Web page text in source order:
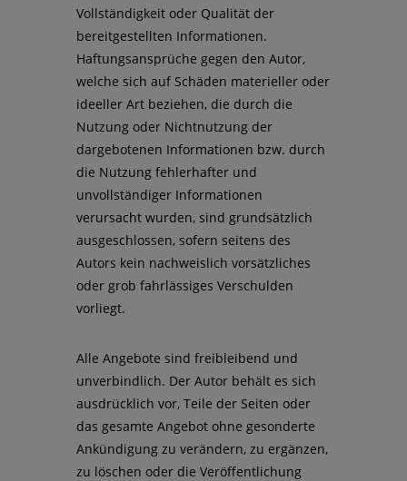
Vollständigkeit oder Qualität der
bereitgestellten Informationen.
Haftungsansprüche gegen den Autor,
welche sich auf Schäden materieller oder
ideeller Art beziehen, die durch die
Nutzung oder Nichtnutzung der
dargebotenen Informationen bzw. durch
die Nutzung fehlerhafter und
unvollständiger Informationen
verursacht wurden, sind grundsätzlich
ausgeschlossen, sofern seitens des
Autors kein nachweislich vorsätzliches
oder grob fahrlässiges Verschulden
vorliegt.
Alle Angebote sind freibleibend und
unverbindlich. Der Autor behält es sich
ausdrücklich vor, Teile der Seiten oder
das gesamte Angebot ohne gesonderte
Ankündigung zu verändern, zu ergänzen,
zu löschen oder die Veröffentlichung